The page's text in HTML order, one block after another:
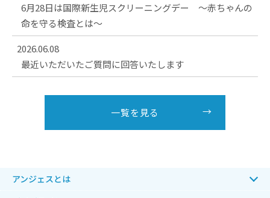
6月28日は国際新生児スクリーニングデー ～赤ちゃんの
命を守る検査とは～
2026.06.08
最近いただいたご質問に回答いたします
一覧を見る
アンジェスとは